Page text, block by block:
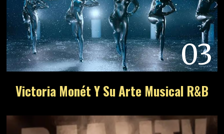
03
Victoria Monét Y Su Arte Musical R&B